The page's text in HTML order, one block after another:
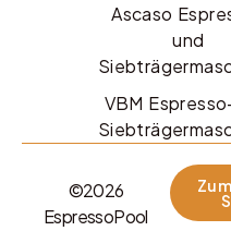
Ascaso
und
VBM
©2026
EspressoPool